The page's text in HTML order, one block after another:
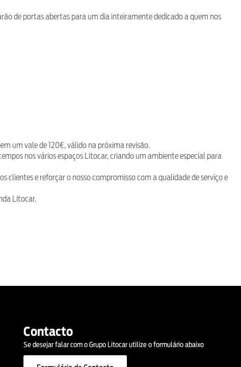
de portas abertas para um dia inteiramente dedicado a quem nos
um vale de 120€, válido na próxima revisão.
nos vários espaços Litocar, criando um ambiente especial para
clientes e reforçar o nosso compromisso com a qualidade de serviço e
Litocar.
Contacto
Se desejar falar com o Grupo Litocar utilize o formulário abaixo